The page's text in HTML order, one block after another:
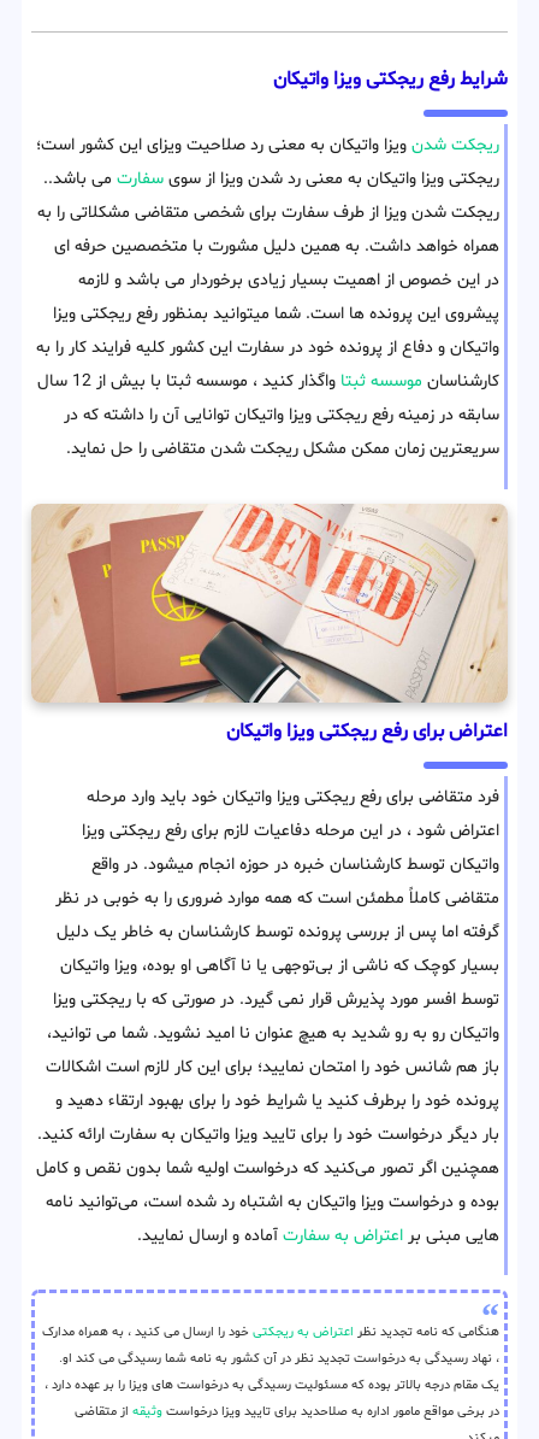
شرایط رفع ریجکتی ویزا واتیکان
ریجکت شدن ویزا واتیکان به معنی رد صلاحیت ویزای این کشور است؛
ریجکتی ویزا واتیکان به معنی رد شدن ویزا از سوی سفارت می باشد..
ریجکت شدن ویزا از طرف سفارت برای شخصی متقاضی مشکلاتی را به
همراه خواهد داشت. به همین دلیل مشورت با متخصصین حرفه ای
در این خصوص از اهمیت بسیار زیادی برخوردار می باشد و لازمه
پیشروی این پرونده ها است. شما میتوانید بمنظور رفع ریجکتی ویزا
واتیکان و دفاع از پرونده خود در سفارت این کشور کلیه فرایند کار را به
کارشناسان موسسه ثبتا
واگذار کنید ، موسسه ثبتا با بیش از 12 سال
سابقه در زمینه رفع ریجکتی ویزا واتیکان توانایی آن را داشته که در
سریعترین زمان ممکن مشکل ریجکت شدن متقاضی را حل نماید.
اعتراض برای رفع ریجکتی ویزا واتیکان
فرد متقاضی برای رفع ریجکتی ویزا واتیکان خود باید وارد مرحله
اعتراض شود ، در این مرحله دفاعیات لازم برای رفع ریجکتی ویزا
واتیکان توسط کارشناسان خبره در حوزه انجام میشود. در واقع
متقاضی کاملاً مطمئن است که همه موارد ضروری را به خوبی در نظر
گرفته اما پس از بررسی پرونده توسط کارشناسان به خاطر یک دلیل
بسیار کوچک که ناشی از بی‌توجهی یا نا آگاهی او بوده، ویزا واتیکان
توسط افسر مورد پذیرش قرار نمی گیرد. در صورتی که با ریجکتی ویزا
واتیکان رو به رو شدید به هیچ عنوان نا امید نشوید. شما می توانید،
باز هم شانس خود را امتحان نمایید؛ برای این کار لازم است اشکالات
پرونده خود را برطرف کنید یا شرایط خود را برای بهبود ارتقاء دهید و
بار دیگر درخواست خود را برای تایید ویزا واتیکان به سفارت ارائه کنید.
همچنین اگر تصور می‌کنید که درخواست اولیه شما بدون نقص و کامل
بوده و درخواست ویزا واتیکان به اشتباه رد شده است، می‌توانید نامه‌
هایی مبنی بر اعتراض به سفارت آماده و ارسال نمایید.
هنگامی که نامه تجدید نظر اعتراض به ریجکتی خود را ارسال می کنید ، به همراه مدارک
، نهاد رسیدگی به درخواست تجدید نظر در آن کشور به نامه شما رسیدگی می کند او.
یک مقام درجه بالاتر بوده که مسئولیت رسیدگی به درخواست های ویزا را بر عهده دارد ،
در برخی مواقع مامور اداره به صلاحدید برای تایید ویزا درخواست وثیقه از متقاضی